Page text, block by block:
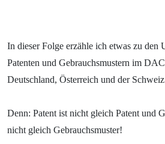
In dieser Folge erzähle ich etwas zu den
Patenten und Gebrauchsmustern im
Deutschland, Österreich und der
Denn: Patent ist nicht gleich Patent und
nicht gleich Gebrauchsmuster!